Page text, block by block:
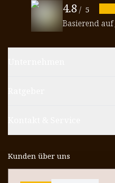
4.8 / 5
Basierend auf
Kunden über uns